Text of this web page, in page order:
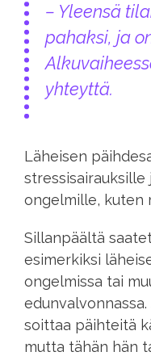
– Yleensä
pahaksi, ja
yhteyttä.
Läheisen
ongelmille, kuten
Sillanpäältä
esimerkiksi
ongelmissa tai
soittaa päihteitä
mutta tähän hän